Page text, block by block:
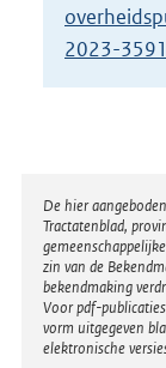
2023-
Disclaimer
De hier
Tractatenblad,
zin van de
bekendmaking
Voor pdf-
vorm uitgegeven
elektronische